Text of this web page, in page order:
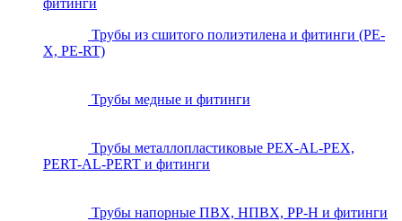
фитинги
Трубы из сшитого полиэтилена и фитинги (PE-
X, PE-RT)
Трубы медные и фитинги
Трубы металлопластиковые PEX-AL-PEX,
PERT-AL-PERT и фитинги
Трубы напорные ПВХ, НПВХ, PP-H и фитинги